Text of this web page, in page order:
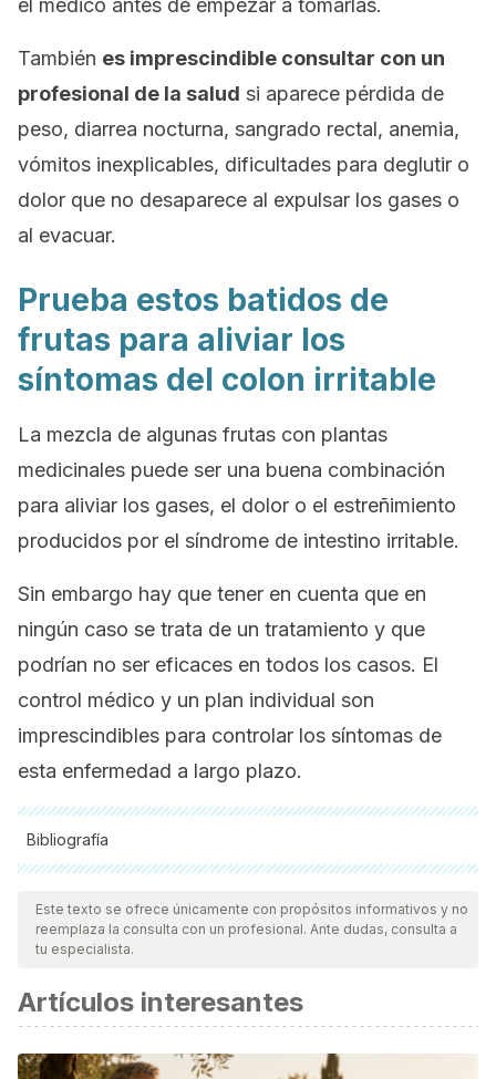
el médico antes de empezar a tomarlas.
También es imprescindible consultar con un
profesional de la salud si aparece pérdida de
peso, diarrea nocturna, sangrado rectal, anemia,
vómitos inexplicables, dificultades para deglutir o
dolor que no desaparece al expulsar los gases o
al evacuar.
Prueba estos batidos de
frutas para aliviar los
síntomas del colon irritable
La mezcla de algunas frutas con plantas
medicinales puede ser una buena combinación
para aliviar los gases, el dolor o el estreñimiento
producidos por el síndrome de intestino irritable.
Sin embargo hay que tener en cuenta que en
ningún caso se trata de un tratamiento y que
podrían no ser eficaces en todos los casos. El
control médico y un plan individual son
imprescindibles para controlar los síntomas de
esta enfermedad a largo plazo.
Bibliografía
Todas las fuentes citadas fueron revisadas a profundidad por
nuestro equipo, para asegurar su calidad, confiabilidad,
vigencia y validez.La bibliografía de este artículo fue
científica.
Agah Sh, Taleb A, et al. Chamomille efficacy in patients of
the irritable bowel syndrome.
Des Pharma Medica
Este texto se ofrece únicamente con propósitos informativos y no
reemplaza la consulta con un profesional. Ante dudas, consulta a
tu especialista.
Artículos interesantes